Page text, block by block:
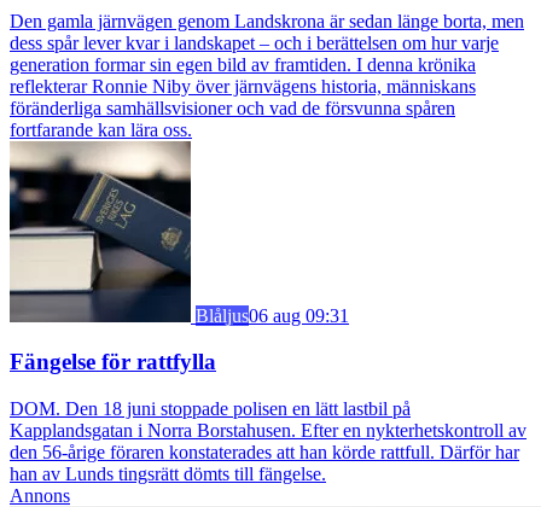
Den gamla järnvägen genom Landskrona är sedan länge borta, men
dess spår lever kvar i landskapet – och i berättelsen om hur varje
generation formar sin egen bild av framtiden. I denna krönika
reflekterar Ronnie Niby över järnvägens historia, människans
föränderliga samhällsvisioner och vad de försvunna spåren
fortfarande kan lära oss.
Blåljus06 aug 09:31
Fängelse för rattfylla
DOM. Den 18 juni stoppade polisen en lätt lastbil på
Kapplandsgatan i Norra Borstahusen. Efter en nykterhetskontroll av
den 56-årige föraren konstaterades att han körde rattfull. Därför har
han av Lunds tingsrätt dömts till fängelse.
Annons